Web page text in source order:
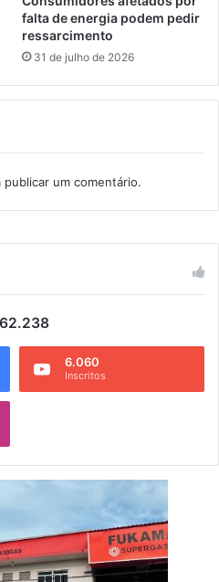
falta de energia podem pedir
ressarcimento
31 de julho de 2026
publicar um comentário.
62.238
6.060
Inscritos